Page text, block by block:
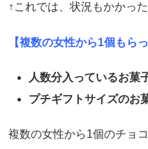
↑これでは、状況もかかっ
【複数の女性から1個もら
人数分入っているお菓
プチギフトサイズのお
複数の女性から1個のチョ